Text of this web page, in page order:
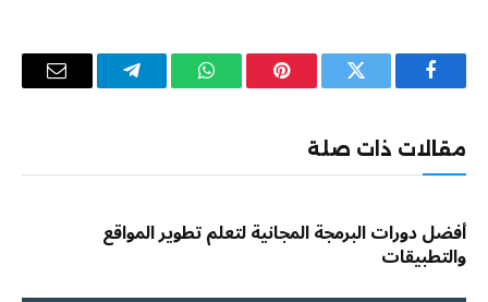
فيسبوك تويتر بينتيريستواتساب تيلقرام
البريد
مقالات ذات صلة
أفضل دورات البرمجة المجانية لتعلم تطوير المواقع
والتطبيقات